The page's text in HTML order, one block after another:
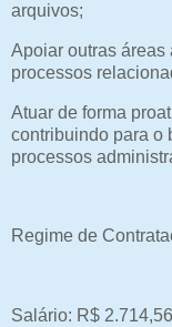
arquivos;
Apoiar outras
processos
Atuar de forma
contribuindo para o
processos
Regime de
Salário: R$